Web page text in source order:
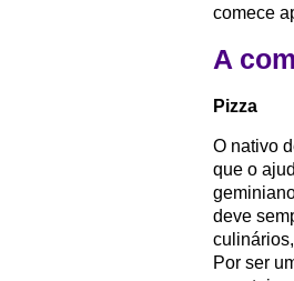
comece
A
Pizza
O nativo
que o
deve
Por ser